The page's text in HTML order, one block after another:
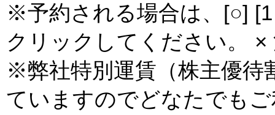
※予約される場合は、[○]
クリックしてください。
※弊社特別運賃（株主優待
ていますのでどなたでも